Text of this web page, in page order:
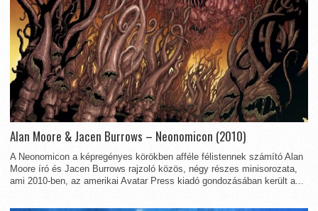
Alan Moore & Jacen Burrows – Neonomicon (2010)
A Neonomicon a képregényes körökben afféle félistennek számító Alan
Moore író és Jacen Burrows rajzoló közös, négy részes minisorozata,
ami 2010-ben, az amerikai Avatar Press kiadó gondozásában került a...